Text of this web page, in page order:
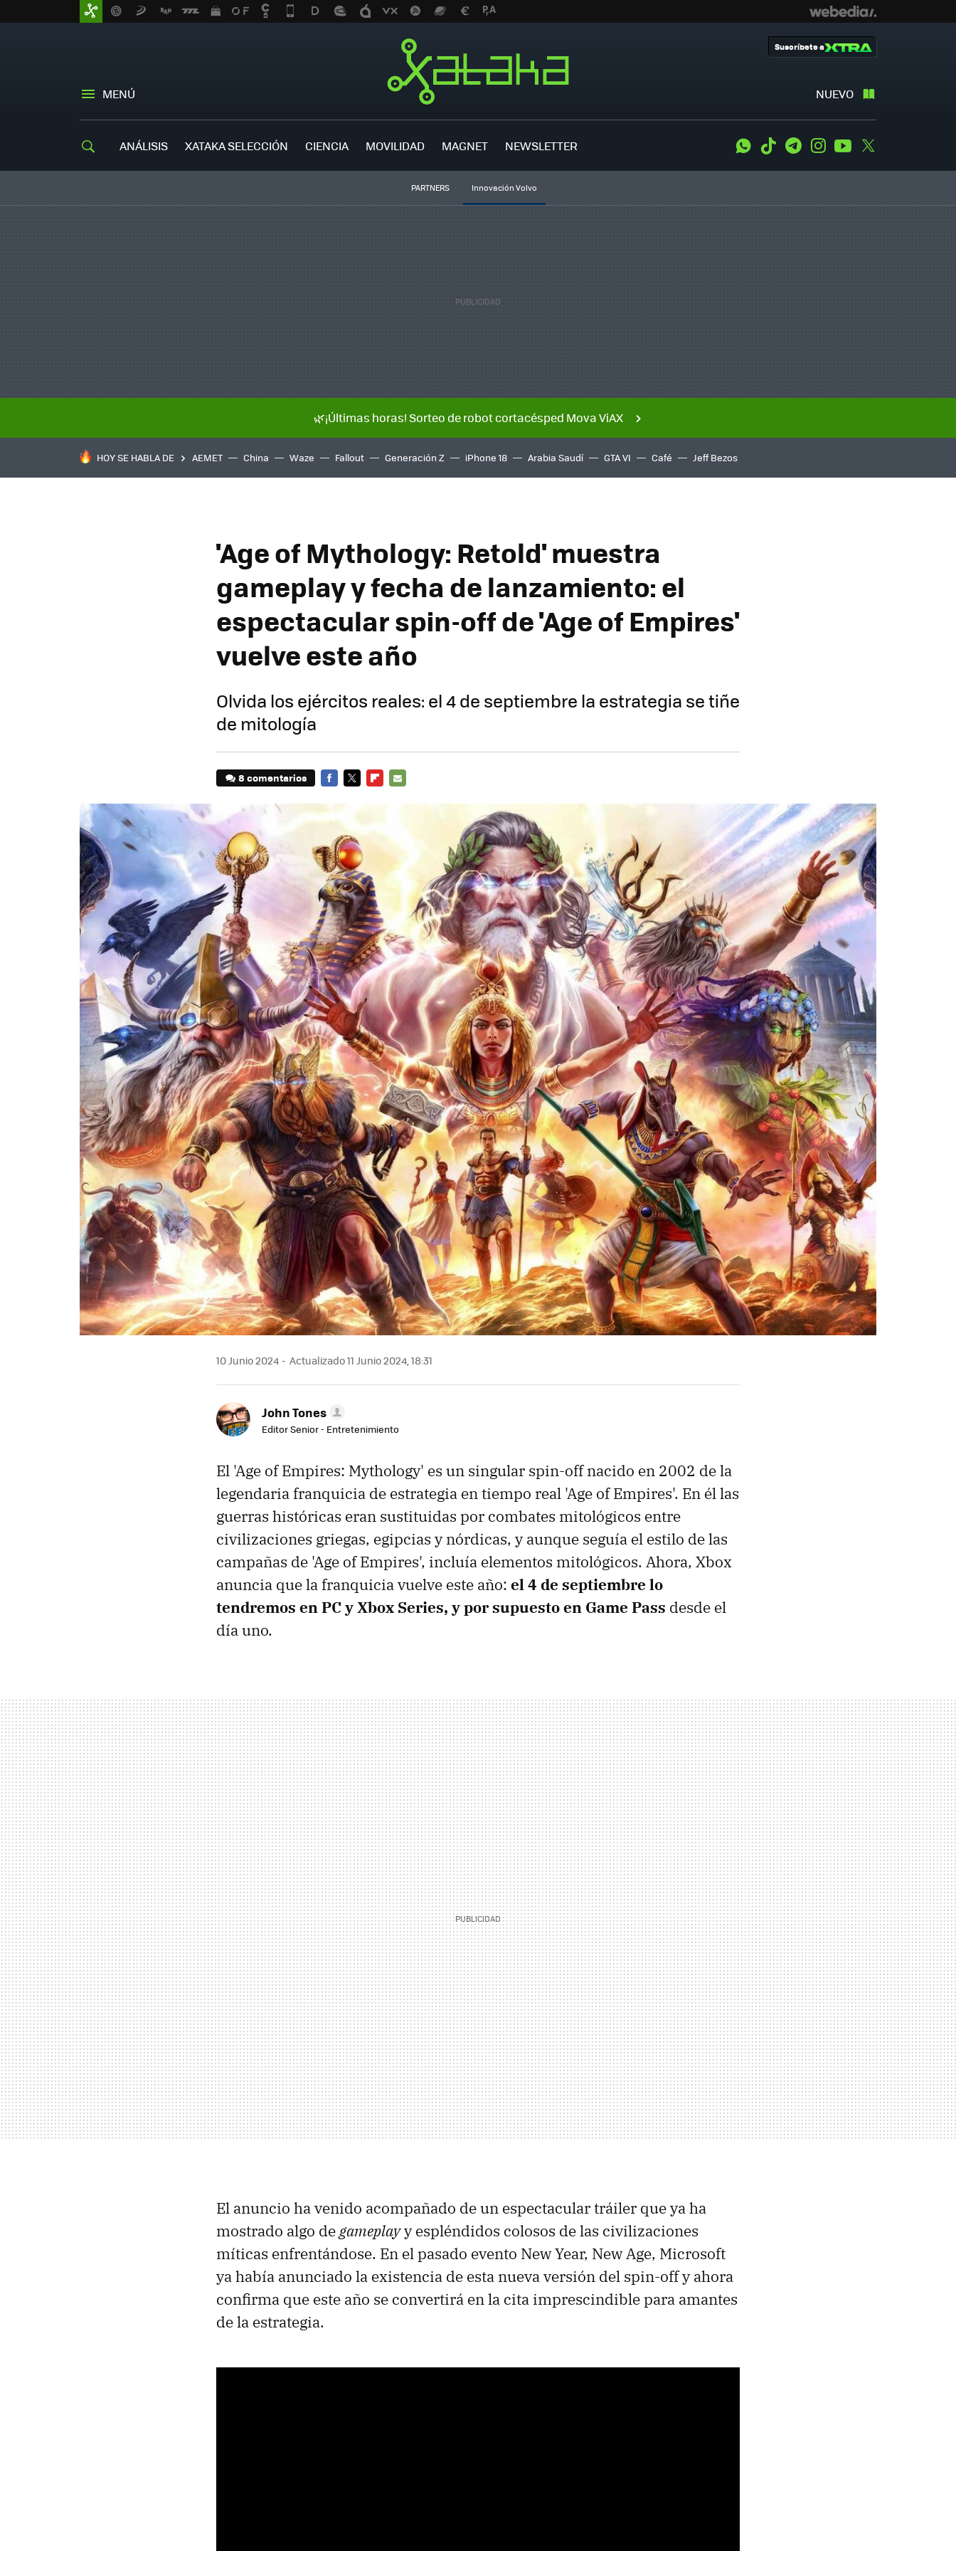
MENÚ NUEVO
Suscríbete a
ANÁLISIS XATAKA SELECCIÓN CIENCIA MOVILIDAD MAGNET NEWSLETTER WhatsApp
Tiktok TelegramInstagramYoutube
PARTNERS Innovación Volvo
🌿¡Últimas horas! Sorteo de robot cortacésped Mova ViAX
HOY SE HABLA DE AEMET China Waze Fallout Generación Z iPhone 18 Arabia Saudí GTA VI Café Jeff Bezos
'Age of Mythology: Retold' muestra
gameplay y fecha de lanzamiento: el
espectacular spin-off de 'Age of Empires'
vuelve este año
Olvida los ejércitos reales: el 4 de septiembre la estrategia se tiñe
de mitología
8 comentarios
10 Junio 2024 Actualizado 11 Junio 2024, 18:31
John Tones
Editor Senior - Entretenimiento
El 'Age of Empires: Mythology' es un singular spin-off nacido en 2002 de la
legendaria franquicia de estrategia en tiempo real 'Age of Empires'. En él las
guerras históricas eran sustituidas por combates mitológicos entre
civilizaciones griegas, egipcias y nórdicas, y aunque seguía el estilo de las
campañas de 'Age of Empires', incluía elementos mitológicos. Ahora, Xbox
anuncia que la franquicia vuelve este año: el 4 de septiembre lo
tendremos en PC y Xbox Series, y por supuesto en Game Pass desde el
día uno.
El anuncio ha venido acompañado de un espectacular tráiler que ya ha
mostrado algo degameplayy espléndidos colosos de las civilizaciones
míticas enfrentándose. En el pasado evento New Year, New Age, Microsoft
ya había anunciado la existencia de esta nueva versión del spin-off y ahora
confirma que este año se convertirá en la cita imprescindible para amantes
de la estrategia.